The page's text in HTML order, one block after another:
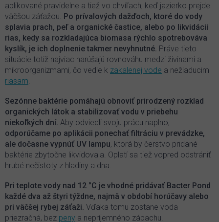
aplikované pravidelne a tiež vo chvíľach, keď jazierko prejde
väčšou záťažou. Po prívalových dažďoch, ktoré do vody
splavia prach, peľ a organické častice, alebo po likvidácii
rias, kedy sa rozkladajúca biomasa rýchlo spotrebováva
kyslík, je ich doplnenie takmer nevyhnutné. Práve tieto
situácie totiž najviac narúšajú rovnováhu medzi živinami a
mikroorganizmami, čo vedie k zakalenej vode a nežiaducim
riasam.
Sezónne baktérie pomáhajú obnoviť prirodzený rozklad
organických látok a stabilizovať vodu v priebehu
niekoľkých dní. Aby odviedli svoju prácu naplno,
odporúčame po aplikácii ponechať filtráciu v prevádzke,
ale dočasne vypnúť UV lampu, ktorá by čerstvo pridané
baktérie zbytočne likvidovala. Oplatí sa tiež vopred odstrániť
hrubé nečistoty z hladiny a dna.
Pri teplote vody nad 12 °C je vhodné pridávať Bacter Pond
každé dva až štyri týždne, najmä v období horúčavy alebo
pri väčšej rybej záťaži. Vďaka tomu zostane voda
priezračná, bez peny a nepríjemného zápachu.